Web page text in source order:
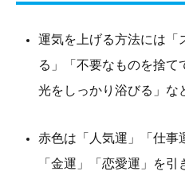
運気を上げる方法には「
る」「不要なものを捨て
光をしっかり浴びる」な
赤色は「人気運」「仕事
「金運」「恋愛運」を引